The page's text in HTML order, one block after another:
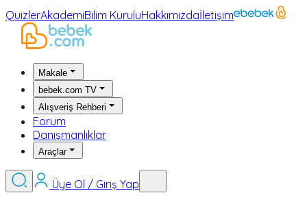
QuizlerAkademiBilim KuruluHakkımızdaİletişim
Makale
bebek.com TV
Alışveriş Rehberi
Forum
Danışmanlıklar
Araçlar
Üye Ol / Giriş Yap